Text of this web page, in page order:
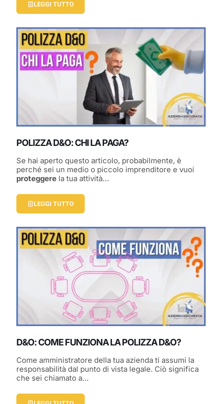
LEGGI TUTTO
POLIZZA D&O: CHI LA PAGA?
Se hai aperto questo articolo, probabilmente, è
perché sei un medio o piccolo imprenditore e vuoi
proteggere la tua attività…
LEGGI TUTTO
D&O: COME FUNZIONA LA POLIZZA D&O?
Come amministratore della tua azienda ti assumi la
responsabilità dal punto di vista legale. Ciò significa
che sei chiamato a…